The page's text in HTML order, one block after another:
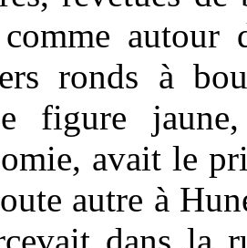
autour
ronds à
figure
avait le
autre à
dans la